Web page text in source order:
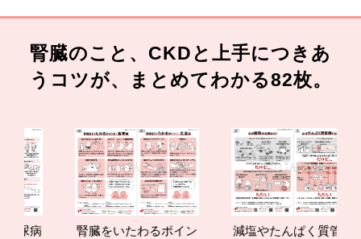
腎臓のこと、CKDと上手につきあ
うコツが、まとめてわかる82枚。
腎臓をいたわるポイン
減塩やたんぱく質管理